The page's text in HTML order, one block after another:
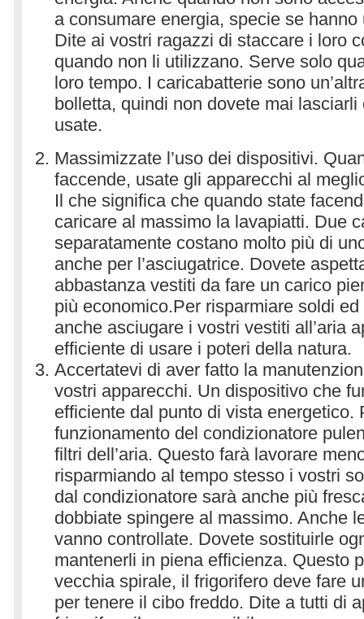
a consumare energia, specie se
Dite ai vostri ragazzi di staccare i loro
quando non li utilizzano. Serve solo
loro tempo. I caricabatterie sono
bolletta, quindi non dovete mai
usate.
Massimizzate l’uso dei dispositivi.
faccende, usate gli apparecchi al
Il che significa che quando state
caricare al massimo la lavapiatti. Due
separatamente costano molto più di
anche per l’asciugatrice. Dovete
abbastanza vestiti da fare un carico
più economico.Per risparmiare soldi
anche asciugare i vostri vestiti all’aria
efficiente di usare i poteri della natura.
Accertatevi di aver fatto la
vostri apparecchi. Un dispositivo che
efficiente dal punto di vista energetico.
funzionamento del condizionatore
filtri dell’aria. Questo farà lavorare
risparmiando al tempo stesso i vostri
dal condizionatore sarà anche più
dobbiate spingere al massimo. Anche
vanno controllate. Dovete sostituirle
mantenerli in piena efficienza. Questo
vecchia spirale, il frigorifero deve fare
per tenere il cibo freddo. Dite a tutti di